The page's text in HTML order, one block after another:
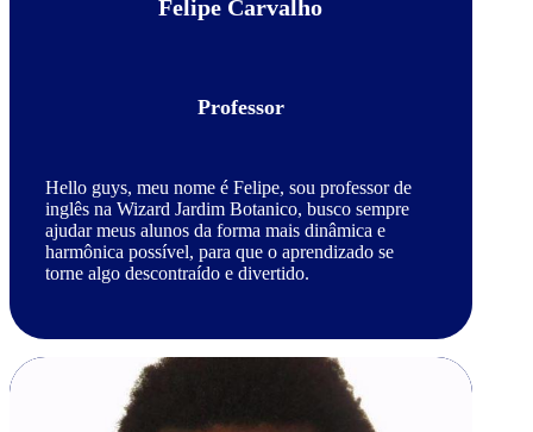
Felipe Carvalho
Professor
Hello guys, meu nome é Felipe, sou professor de
inglês na Wizard Jardim Botanico, busco sempre
ajudar meus alunos da forma mais dinâmica e
harmônica possível, para que o aprendizado se
torne algo descontraído e divertido.